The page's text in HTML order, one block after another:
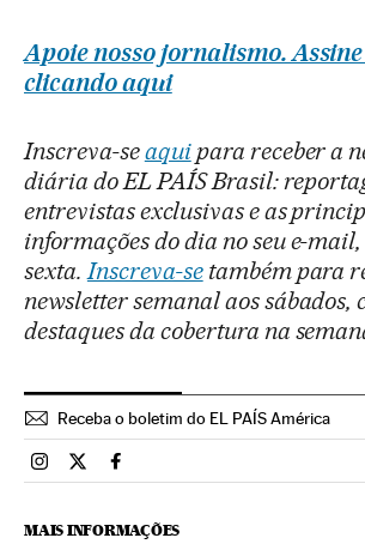
Apoie nosso jornalismo. Assine
clicando aqui
Inscreva-seaquipara receber a
diária do EL PAÍS Brasil:
entrevistas exclusivas e as
informações do dia no seu e-mail,
sexta.Inscreva-setambém para
newsletter semanal aos sábados,
destaques da cobertura na
Receba o boletim do EL PAÍS América
Brasil El País Brasil en Instagram
Brasil El País Brasil en Twitter
Brasil El País Brasil en
MAIS INFORMAÇÕES